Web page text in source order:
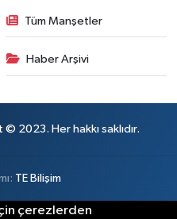
Tüm Manşetler
Haber Arşivi
2023. Her hakkı saklıdır.
TE Bilişim
çerezlerden